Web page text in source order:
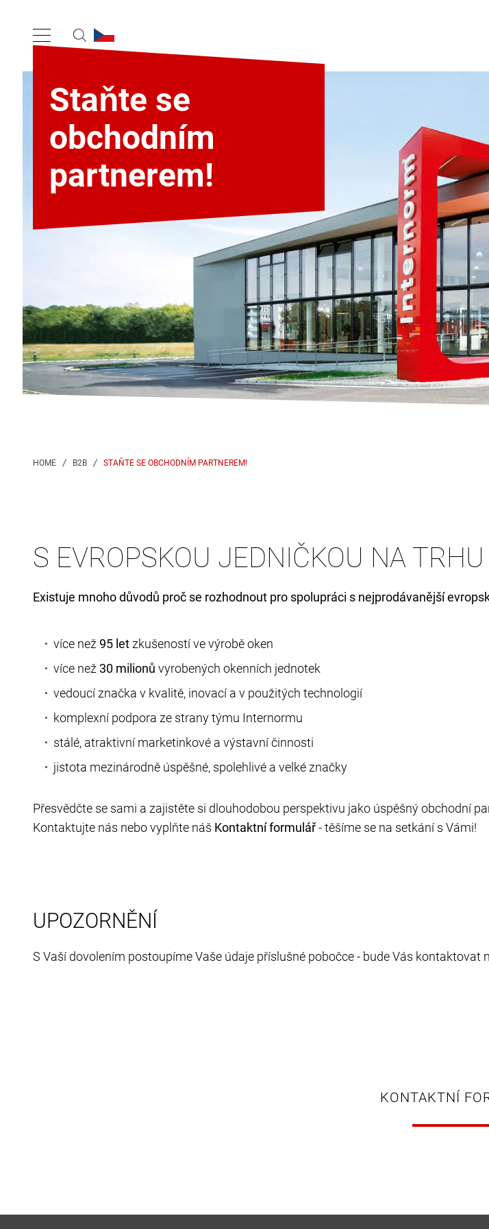
Staňte se
obchodním
partnerem!
STAŇTE SE OBCHODNÍM PARTNEREM!
S EVROPSKOU JEDNIČKOU NA
Existuje mnoho důvodů proč se rozhodnout pro spolupráci s nejprodávanější
více než 95 let zkušeností ve výrobě oken
více než 30 milionů vyrobených okenních jednotek
vedoucí značka v kvalitě, inovací a v použitých technologií
komplexní podpora ze strany týmu Internormu
stálé, atraktivní marketinkové a výstavní činnosti
jistota mezinárodně úspěšné, spolehlivé a velké značky
Přesvědčte se sami a zajistěte si dlouhodobou perspektivu jako úspěšný obchodní
Kontaktujte nás nebo vyplňte náš Kontaktní formulář- těšíme se na setkání s Vámi!
UPOZORNĚNÍ
S Vaší dovolením postoupíme Vaše údaje příslušné pobočce - bude Vás kontaktovat
KONTAKTNÍ